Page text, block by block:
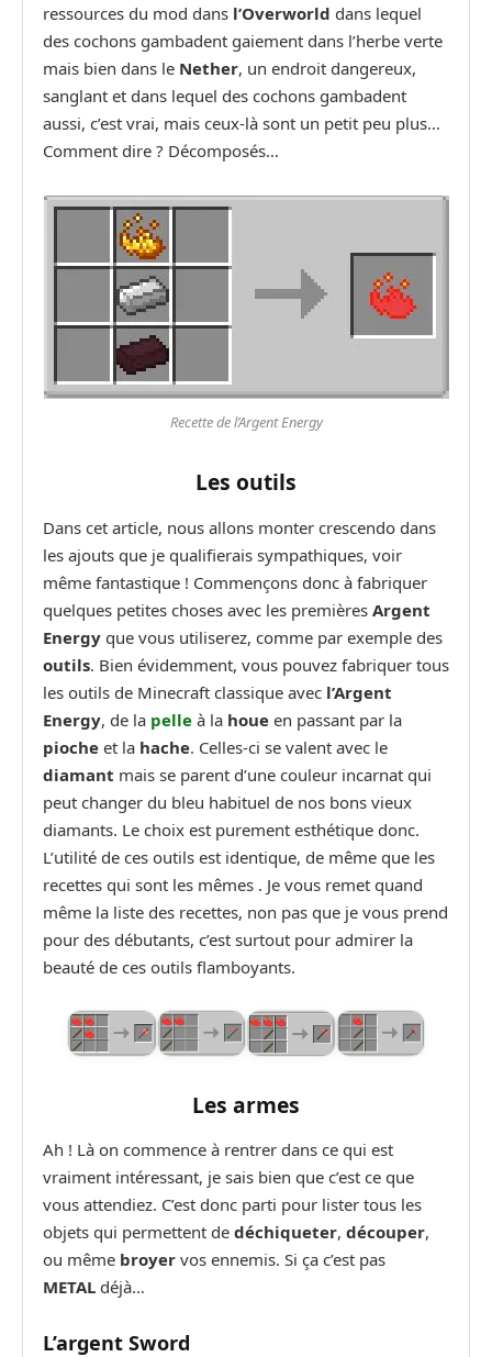
ressources du mod dans l’Overworld dans lequel
des cochons gambadent gaiement dans l’herbe verte
mais bien dans le Nether, un endroit dangereux,
sanglant et dans lequel des cochons gambadent
aussi, c’est vrai, mais ceux-là sont un petit peu plus…
Comment dire ? Décomposés…
Recette de l’Argent Energy
Les outils
Dans cet article, nous allons monter crescendo dans
les ajouts que je qualifierais sympathiques, voir
même fantastique ! Commençons donc à fabriquer
quelques petites choses avec les premières Argent
Energy que vous utiliserez, comme par exemple des
outils. Bien évidemment, vous pouvez fabriquer tous
les outils de Minecraft classique avec l’Argent
Energy, de la pelle à la houe en passant par la
pioche et la hache. Celles-ci se valent avec le
diamant mais se parent d’une couleur incarnat qui
peut changer du bleu habituel de nos bons vieux
diamants. Le choix est purement esthétique donc.
L’utilité de ces outils est identique, de même que les
recettes qui sont les mêmes . Je vous remet quand
même la liste des recettes, non pas que je vous prend
pour des débutants, c’est surtout pour admirer la
beauté de ces outils flamboyants.
Les armes
Ah ! Là on commence à rentrer dans ce qui est
vraiment intéressant, je sais bien que c’est ce que
vous attendiez. C’est donc parti pour lister tous les
objets qui permettent de déchiqueter, découper,
ou même broyer vos ennemis. Si ça c’est pas
METAL déjà…
L’argent Sword